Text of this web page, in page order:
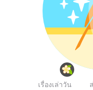
เรื่องเล่าวัน